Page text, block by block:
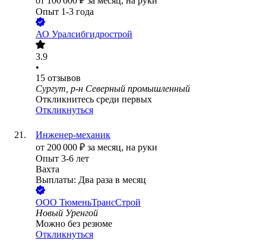
Опыт 1-3 года
АО Уралсибгидрострой
3.9
•
15 отзывов
Сургут, р-н Северный промышленный
Откликнитесь среди первых
Откликнуться
Инженер-механик
от 200 000 ₽ за месяц, на руки
Опыт 3-6 лет
Вахта
Выплаты: Два раза в месяц
ООО ТюменьТрансСтрой
Новый Уренгой
Можно без резюме
Откликнуться